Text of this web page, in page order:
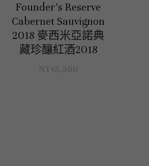
Founder's Reserve
Cabernet Sauvignon
2018 麥西米亞諾典
藏珍釀紅酒2018